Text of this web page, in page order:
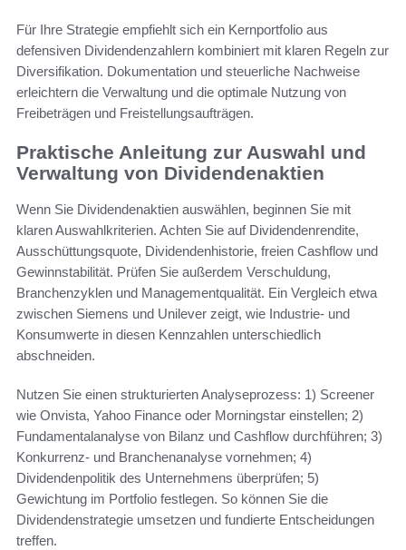
Für Ihre Strategie empfiehlt sich ein Kernportfolio aus
defensiven Dividendenzahlern kombiniert mit klaren Regeln zur
Diversifikation. Dokumentation und steuerliche Nachweise
erleichtern die Verwaltung und die optimale Nutzung von
Freibeträgen und Freistellungsaufträgen.
Praktische Anleitung zur Auswahl und
Verwaltung von Dividendenaktien
Wenn Sie Dividendenaktien auswählen, beginnen Sie mit
klaren Auswahlkriterien. Achten Sie auf Dividendenrendite,
Ausschüttungsquote, Dividendenhistorie, freien Cashflow und
Gewinnstabilität. Prüfen Sie außerdem Verschuldung,
Branchenzyklen und Managementqualität. Ein Vergleich etwa
zwischen Siemens und Unilever zeigt, wie Industrie- und
Konsumwerte in diesen Kennzahlen unterschiedlich
abschneiden.
Nutzen Sie einen strukturierten Analyseprozess: 1) Screener
wie Onvista, Yahoo Finance oder Morningstar einstellen; 2)
Fundamentalanalyse von Bilanz und Cashflow durchführen; 3)
Konkurrenz- und Branchenanalyse vornehmen; 4)
Dividendenpolitik des Unternehmens überprüfen; 5)
Gewichtung im Portfolio festlegen. So können Sie die
Dividendenstrategie umsetzen und fundierte Entscheidungen
treffen.